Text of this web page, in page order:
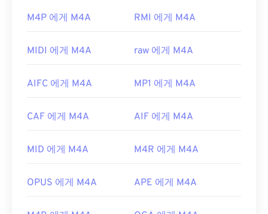
M4A 파일은iTunes QuickTime,Windows Media
그램에서 열립니다. Apple 사용자의 경우 iTunes가
M4A 파일을 여는 기본 프로그램입니다. Windows 사
입니다. 파일을 강조 표시하고 스페이스바를 눌러
또한, M4A는VLC 미디어 플레이어 ,Adobe
러 프로그램에서 열립니다.
M4P 에게 M4A RMI 에게 M4A
MIDI 에게 M4A raw 에게 M4A
AIFC 에게 M4A MP1 에게 M4A
CAF 에게 M4A AIF 에게 M4A
MID 에게 M4A M4R 에게 M4A
OPUS 에게 M4A APE 에게 M4A